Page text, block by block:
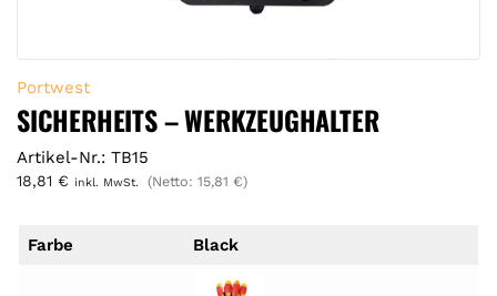
Portwest
SICHERHEITS – WERKZEUGHALTER
Artikel-Nr.: TB15
18,81 € inkl. MwSt. (Netto: 15,81 €)
Farbe Black